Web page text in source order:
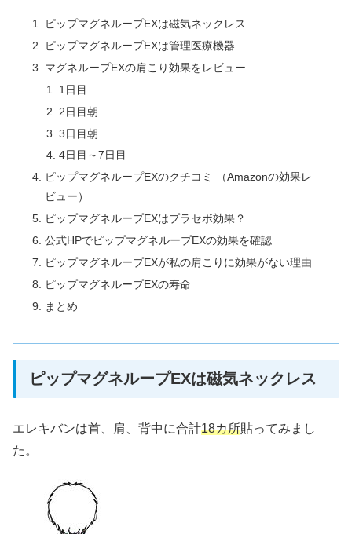
ピップマグネループEXは磁気ネックレス
ピップマグネループEXは管理医療機器
マグネループEXの肩こり効果をレビュー
1日目
2日目朝
3日目朝
4日目～7日目
ピップマグネループEXのクチコミ （Amazonの効果レ
ビュー）
ピップマグネループEXはプラセボ効果？
公式HPでピップマグネループEXの効果を確認
ピップマグネループEXが私の肩こりに効果がない理由
ピップマグネループEXの寿命
まとめ
ピップマグネループEXは磁気ネックレス
エレキバンは首、肩、背中に合計18カ所貼ってみまし
た。